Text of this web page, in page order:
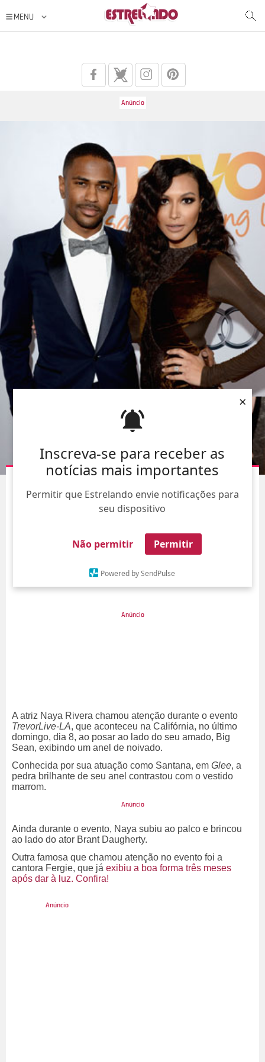
Inscreva-se para receber as
notícias mais importantes
Permitir que Estrelando envie notificações para
seu dispositivo
Não permitir Permitir
Powered by SendPulse
×
GLEE
NOIVADO AO LADO DE BIG SEAN
09/Ago/
A atriz Naya Rivera chamou atenção durante o evento
TrevorLive-LA, que aconteceu na Califórnia, no último
domingo, dia 8, ao posar ao lado do seu amado, Big
Sean, exibindo um anel de noivado.
Conhecida por sua atuação como Santana, em Glee, a
pedra brilhante de seu anel contrastou com o vestido
marrom.
Ainda durante o evento, Naya subiu ao palco e brincou
ao lado do ator Brant Daugherty.
Outra famosa que chamou atenção no evento foi a
cantora Fergie, que já exibiu a boa forma três meses
após dar à luz. Confira!